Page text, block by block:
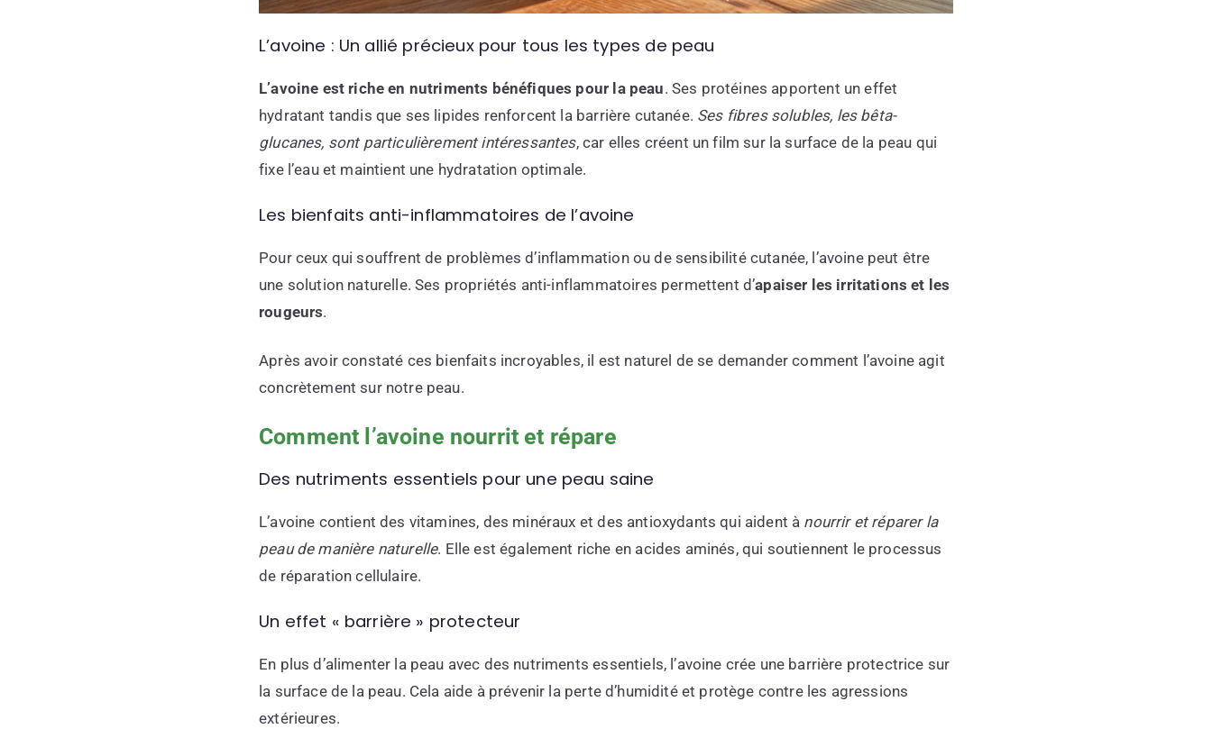
L’avoine : Un allié précieux pour tous les types de peau
L’avoine est riche en nutriments bénéfiques pour la peau. Ses protéines apportent un effet
hydratant tandis que ses lipides renforcent la barrière cutanée. Ses fibres solubles, les bêta-
glucanes, sont particulièrement intéressantes, car elles créent un film sur la surface de la peau qui
fixe l’eau et maintient une hydratation optimale.
Les bienfaits anti-inflammatoires de l’avoine
Pour ceux qui souffrent de problèmes d’inflammation ou de sensibilité cutanée, l’avoine peut être
une solution naturelle. Ses propriétés anti-inflammatoires permettent d’apaiser les irritations et les
rougeurs.
Après avoir constaté ces bienfaits incroyables, il est naturel de se demander comment l’avoine agit
concrètement sur notre peau.
Comment l’avoine nourrit et répare
Des nutriments essentiels pour une peau saine
L’avoine contient des vitamines, des minéraux et des antioxydants qui aident à nourrir et réparer la
peau de manière naturelle. Elle est également riche en acides aminés, qui soutiennent le processus
de réparation cellulaire.
Un effet « barrière » protecteur
En plus d’alimenter la peau avec des nutriments essentiels, l’avoine crée une barrière protectrice sur
la surface de la peau. Cela aide à prévenir la perte d’humidité et protège contre les agressions
extérieures.